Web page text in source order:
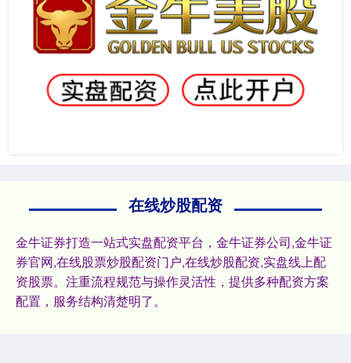
在线炒股配资
金牛证券打造一站式实盘配资平台，金牛证券公司,金牛证
券官网,在线股票炒股配资门户,在线炒股配资,实盘线上配
资股票。注重流程规范与操作灵活性，提供多种配资方案
配置，服务结构清楚明了。